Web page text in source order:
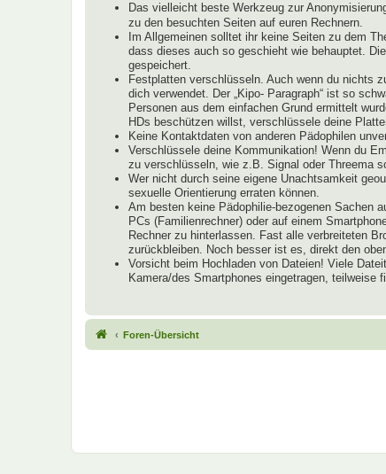
Das vielleicht beste Werkzeug zur
zu den besuchten Seiten auf euren Rechnern.
Im Allgemeinen solltet ihr keine Seiten zu dem
dass dieses auch so geschieht wie behauptet.
gespeichert.
Festplatten verschlüsseln. Auch wenn du nichts
dich verwendet. Der „Kipo- Paragraph“ ist so
Personen aus dem einfachen Grund ermittelt
HDs beschützen willst, verschlüssele deine
Keine Kontaktdaten von anderen Pädophilen
Verschlüssele deine Kommunikation! Wenn du
zu verschlüsseln, wie z.B. Signal oder Threema
Wer nicht durch seine eigene Unachtsamkeit
sexuelle Orientierung erraten können.
Am besten keine Pädophilie-bezogenen Sachen
PCs (Familienrechner) oder auf einem
Rechner zu hinterlassen. Fast alle verbreiteten
zurückbleiben. Noch besser ist es, direkt den
Vorsicht beim Hochladen von Dateien! Viele
Kamera/des Smartphones eingetragen, teilweise
Foren-Übersicht